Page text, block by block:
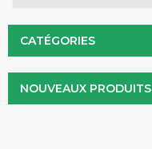
CATÉGORIES
NOUVEAUX PRODUITS